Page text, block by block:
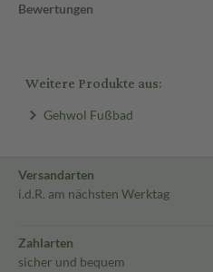
Bewertungen
Weitere Produkte aus:
Gehwol Fußbad
Versandarten
i.d.R. am nächsten Werktag
Zahlarten
sicher und bequem